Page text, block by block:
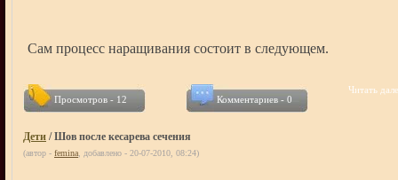
Сам процесс наращивания состоит в следующем.
Просмотров - 12 Комментариев - 0
Читать
Дети / Шов после кесарева сечения
(автор - femina , добавлено - 20-07-2010, 08:24)